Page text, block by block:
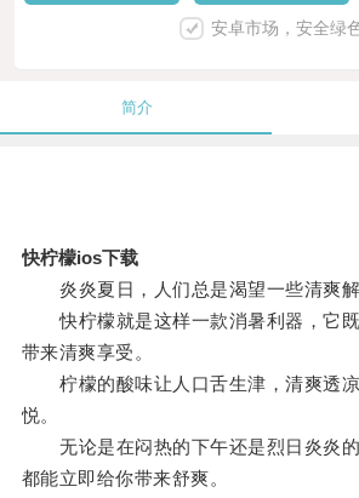
安卓市场，安全绿
简介
快柠檬ios下载
炎炎夏日，人们总是渴望一些清爽解
快柠檬就是这样一款消暑利器，它既
带来清爽享受。
柠檬的酸味让人口舌生津，清爽透凉
悦。
无论是在闷热的下午还是烈日炎炎的
都能立即给你带来舒爽。